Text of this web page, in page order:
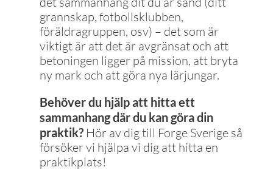
grannskap, fotbollsklubben,
föräldragruppen, osv) – det som är
viktigt är att det är avgränsat och att
betoningen ligger på mission, att bryta
ny mark och att göra nya lärjungar.
Behöver du hjälp att hitta ett
sammanhang där du kan göra din
praktik?Hör av dig till Forge Sverige så
försöker vi hjälpa vi dig att hitta en
praktikplats!